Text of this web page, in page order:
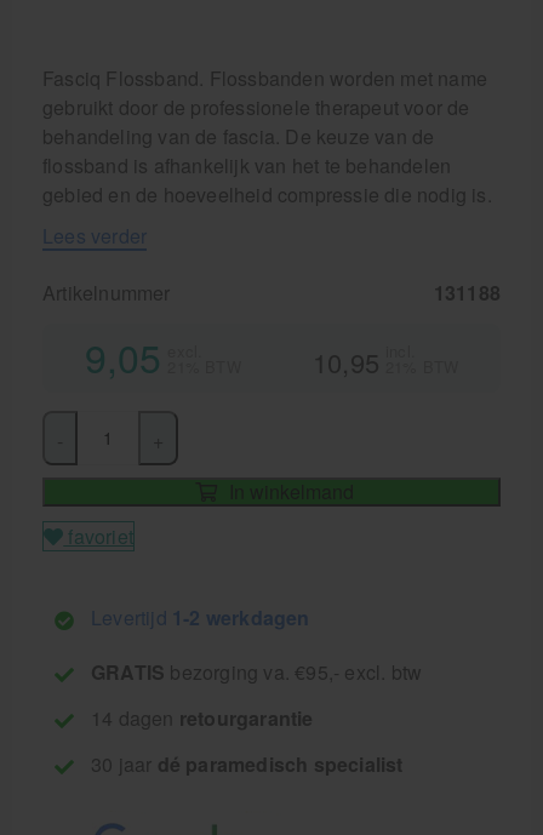
Fasciq Flossband. Flossbanden worden met name
gebruikt door de professionele therapeut voor de
behandeling van de fascia. De keuze van de
flossband is afhankelijk van het te behandelen
gebied en de hoeveelheid compressie die nodig is.
Lees verder
Artikelnummer 131188
9,05 10,95
In winkelmand
favoriet
Levertijd 1-2 werkdagen
GRATIS bezorging va. €95,- excl. btw
14 dagen retourgarantie
30 jaar dé paramedisch specialist